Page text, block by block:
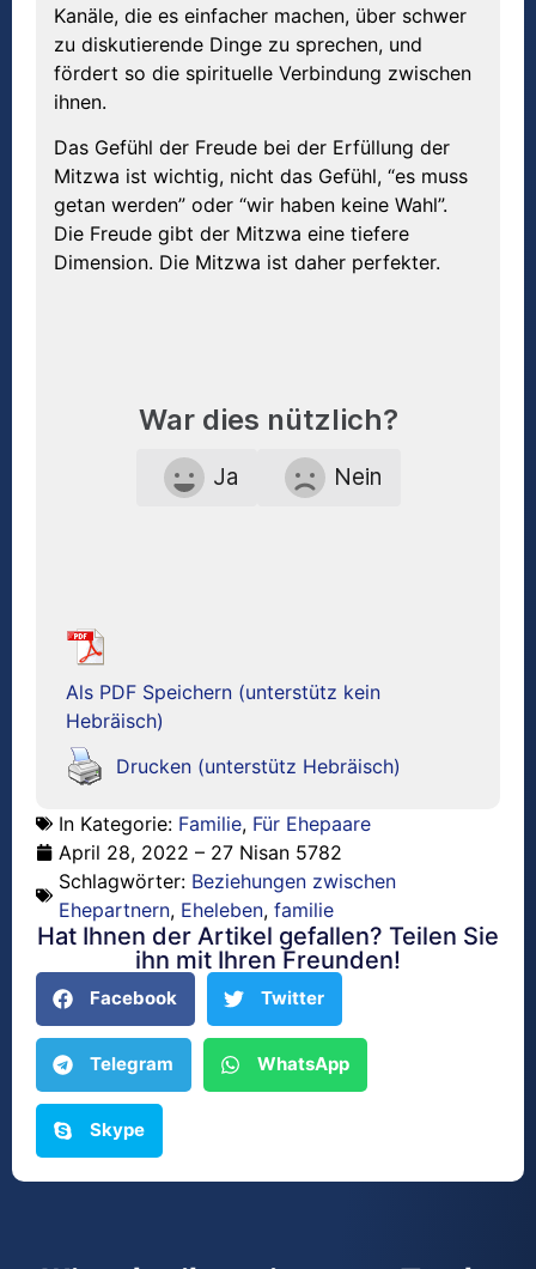
Kanäle, die es einfacher machen, über schwer
zu diskutierende Dinge zu sprechen, und
fördert so die spirituelle Verbindung zwischen
ihnen.
Das Gefühl der Freude bei der Erfüllung der
Mitzwa ist wichtig, nicht das Gefühl, “es muss
getan werden” oder “wir haben keine Wahl”.
Die Freude gibt der Mitzwa eine tiefere
Dimension. Die Mitzwa ist daher perfekter.
War dies nützlich?
Ja Nein
Als PDF Speichern (unterstütz kein
Hebräisch)
Drucken (unterstütz Hebräisch)
In Kategorie: Familie, Für Ehepaare
April 28, 2022 – 27 Nisan 5782
Schlagwörter: Beziehungen zwischen
Ehepartnern, Eheleben, familie
Hat Ihnen der Artikel gefallen? Teilen Sie
ihn mit Ihren Freunden!
Facebook Twitter
Telegram WhatsApp
Skype